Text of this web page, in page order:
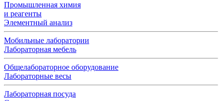
Промышленная химия
и реагенты
Элементный анализ
Мобильные лаборатории
Лабораторная мебель
Общелабораторное оборудование
Лабораторные весы
Лабораторная посуда